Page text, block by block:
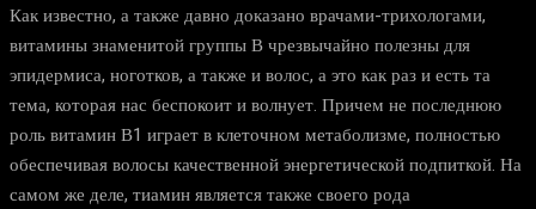
Как известно, а также давно доказано врачами-трихологами,
витамины знаменитой группы В чрезвычайно полезны для
эпидермиса, ноготков, а также и волос, а это как раз и есть та
тема, которая нас беспокоит и волнует. Причем не последнюю
роль витамин В1 играет в клеточном метаболизме, полностью
обеспечивая волосы качественной энергетической подпиткой. На
самом же деле, тиамин является также своего рода